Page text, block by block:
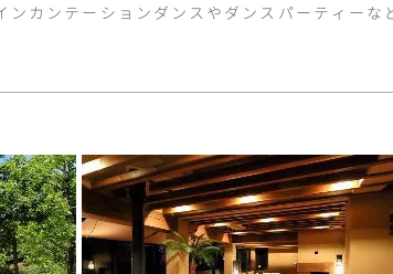
ンカンテーションダンスやダンスパーティー